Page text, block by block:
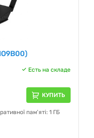
Есть на складе
КУПИТЬ
пам'яті: 1 ГБ